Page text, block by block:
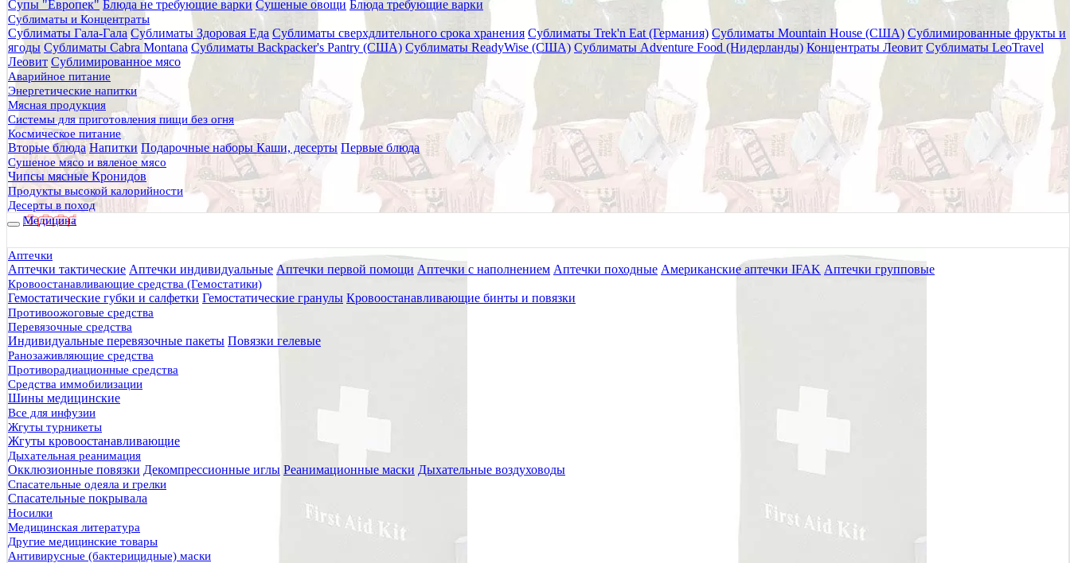
Супы "Европек" Блюда не требующие варки Сушеные овощи Блюда требующие варки
Сублиматы и Концентраты
Сублиматы Гала-Гала Сублиматы Здоровая Еда Сублиматы сверхдлительного срока хранения Сублиматы Trek'n Eat (Германия) Сублиматы Mountain House (США) Сублимированные фрукты и
ягоды Сублиматы Cabra Montana Сублиматы Backpacker's Pantry (США) Сублиматы ReadyWise (США) Сублиматы Adventure Food (Нидерланды) Концентраты Леовит Сублиматы LeoTravel
Леовит Сублимированное мясо
Аварийное питание
Энергетические напитки
Мясная продукция
Системы для приготовления пищи без огня
Космическое питание
Вторые блюда Напитки Подарочные наборыКаши, десерты Первые блюда
Сушеное мясо и вяленое мясо
Чипсы мясные Кронидов
Продукты высокой калорийности
Десерты в поход
Медицина
Аптечки
Аптечки тактические Аптечки индивидуальные Аптечки первой помощи Аптечки с наполнением Аптечки походные Американские аптечки IFAK Аптечки групповые
Кровоостанавливающие средства (Гемостатики)
Гемостатические губки и салфетки Гемостатические гранулы Кровоостанавливающие бинты и повязки
Противоожоговые средства
Перевязочные средства
Индивидуальные перевязочные пакеты Повязки гелевые
Ранозаживляющие средства
Противорадиационные средства
Средства иммобилизации
Шины медицинские
Все для инфузии
Жгуты турникеты
Жгуты кровоостанавливающие
Дыхательная реанимация
Окклюзионные повязки Декомпрессионные иглы Реанимационные маски Дыхательные воздуховоды
Спасательные одеяла и грелки
Спасательные покрывала
Носилки
Медицинская литература
Другие медицинские товары
Антивирусные (бактерицидные) маски
Главная
Каталог товаров
Средства защиты
Защита от холода
Автономные источники тепла (грелки)
Каталитическая грелка для рук Hand Warmer
Каталитическая грелка для рук Hand Warmer